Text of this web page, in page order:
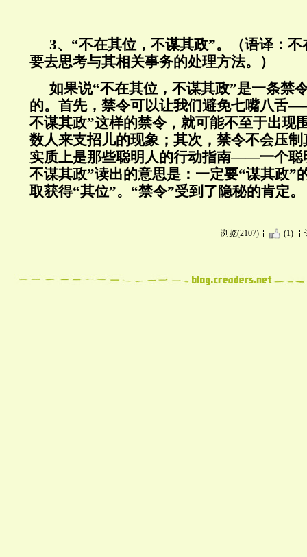
3、“不在其位，不谋其政”。（语译：
要去思考与其相关事务的处理方法。）
如果说“不在其位，不谋其政”是一条禁
的。首先，禁令可以让我们避免七嘴八舌
不谋其政”这样的禁令，就可能不至于出现
数人来支招儿的现象；其次，禁令不会压
实质上是那些聪明人的行动指南——一个聪
不谋其政”读出的意思是：一定要“谋其政”
取获得“其位”。“禁令”受到了隐秘的肯定。
浏览(2107) (1)